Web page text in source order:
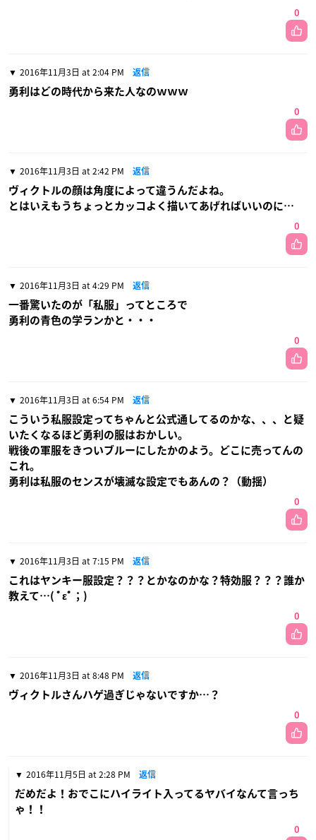
0
2016年11月3日 at 2:04 PM 返信
勇利はどの時代から来た人なのｗｗｗ
0
2016年11月3日 at 2:42 PM 返信
ヴィクトルの顔は角度によって違うんだよね。
とはいえもうちょっとカッコよく描いてあげればいいのに…
0
2016年11月3日 at 4:29 PM 返信
一番驚いたのが「私服」ってところで
勇利の青色の学ランかと・・・
0
2016年11月3日 at 6:54 PM 返信
こういう私服設定ってちゃんと公式通してるのかな、、、と疑
いたくなるほど勇利の服はおかしい。
戦後の軍服をきついブルーにしたかのよう。どこに売ってんの
これ。
勇利は私服のセンスが壊滅な設定でもあんの？（動揺）
0
2016年11月3日 at 7:15 PM 返信
これはヤンキー服設定？？？とかなのかな？特効服？？？誰か
教えて…( ﾟεﾟ；)
0
2016年11月3日 at 8:48 PM 返信
ヴィクトルさんハゲ過ぎじゃないですか…？
0
2016年11月5日 at 2:28 PM 返信
だめだよ！おでこにハイライト入ってるヤバイなんて言っち
ゃ！！
0